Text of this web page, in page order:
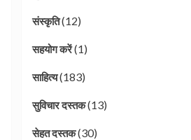
संस्कृति(12)
सहयोग करें(1)
साहित्य(183)
सुविचार दस्तक(13)
सेहत दस्तक(30)